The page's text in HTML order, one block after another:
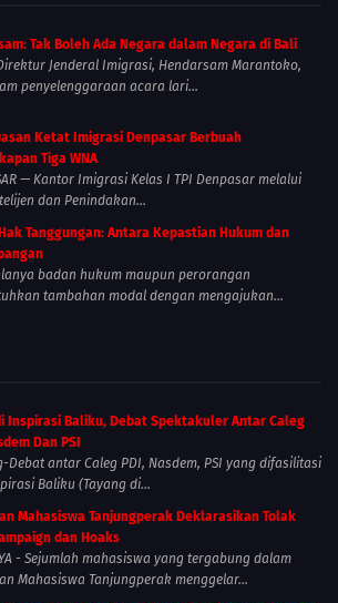
Tak Boleh Ada Negara dalam Negara di Bali
Jenderal Imigrasi, Hendarsam Marantoko,
penyelenggaraan acara lari...
Ketat Imigrasi Denpasar Berbuah
Tiga WNA
— Kantor Imigrasi Kelas I TPI Denpasar melalui
dan Penindakan...
Tanggungan: Antara Kepastian Hukum dan
badan hukum maupun perorangan
tambahan modal dengan mengajukan...
Inspirasi Baliku, Debat Spektakuler Antar Caleg
Dan PSI
Debat antar Caleg PDI, Nasdem, PSI yang difasilitasi
Baliku (Tayang di...
Mahasiswa Tanjungperak Deklarasikan Tolak
dan Hoaks
- Sejumlah mahasiswa yang tergabung dalam
Mahasiswa Tanjungperak menggelar...